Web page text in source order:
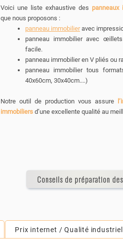
Voici une liste exhaustive des panneaux
que nous proposons :
panneau immobilieravec
panneau immobilier avec
facile.
panneau immobilier en V pliés ou
panneau immobilier tous
40x60cm, 30x40cm....)
Notre outil de production vous assure
immobiliers d’une excellente qualité au
Conseils de préparation
Prix internet / Qualité